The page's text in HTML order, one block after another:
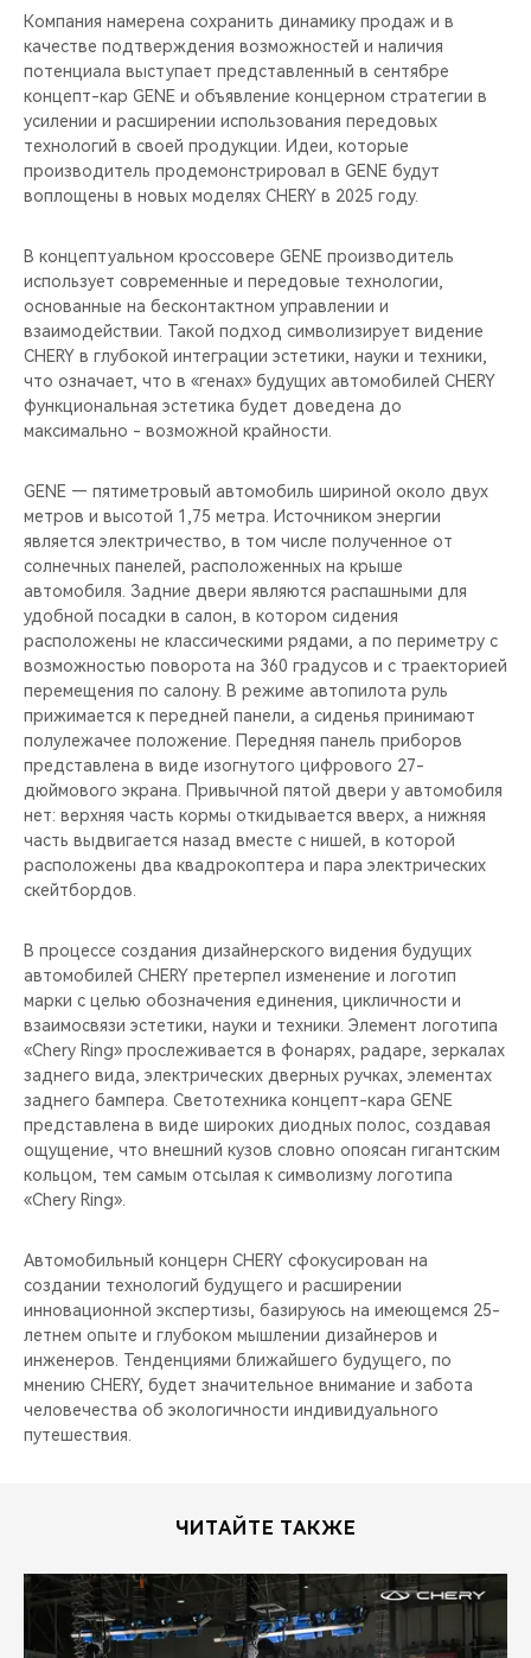
Компания намерена сохранить динамику продаж и в
качестве подтверждения возможностей и наличия
потенциала выступает представленный в сентябре
концепт-кар GENE и объявление концерном стратегии в
усилении и расширении использования передовых
технологий в своей продукции. Идеи, которые
производитель продемонстрировал в GENE будут
воплощены в новых моделях CHERY в 2025 году.
В концептуальном кроссовере GENE производитель
использует современные и передовые технологии,
основанные на бесконтактном управлении и
взаимодействии. Такой подход символизирует видение
CHERY в глубокой интеграции эстетики, науки и техники,
что означает, что в «генах» будущих автомобилей CHERY
функциональная эстетика будет доведена до
максимально - возможной крайности.
GENE — пятиметровый автомобиль шириной около двух
метров и высотой 1,75 метра. Источником энергии
является электричество, в том числе полученное от
солнечных панелей, расположенных на крыше
автомобиля. Задние двери являются распашными для
удобной посадки в салон, в котором сидения
расположены не классическими рядами, а по периметру с
возможностью поворота на 360 градусов и с траекторией
перемещения по салону. В режиме автопилота руль
прижимается к передней панели, а сиденья принимают
полулежачее положение. Передняя панель приборов
представлена в виде изогнутого цифрового 27-
дюймового экрана. Привычной пятой двери у автомобиля
нет: верхняя часть кормы откидывается вверх, а нижняя
часть выдвигается назад вместе с нишей, в которой
расположены два квадрокоптера и пара электрических
скейтбордов.
В процессе создания дизайнерского видения будущих
автомобилей CHERY претерпел изменение и логотип
марки с целью обозначения единения, цикличности и
взаимосвязи эстетики, науки и техники. Элемент логотипа
«Chery Ring» прослеживается в фонарях, радаре, зеркалах
заднего вида, электрических дверных ручках, элементах
заднего бампера. Светотехника концепт-кара GENE
представлена в виде широких диодных полос, создавая
ощущение, что внешний кузов словно опоясан гигантским
кольцом, тем самым отсылая к символизму логотипа
«Chery Ring».
Автомобильный концерн CHERY сфокусирован на
создании технологий будущего и расширении
инновационной экспертизы, базируюсь на имеющемся 25-
летнем опыте и глубоком мышлении дизайнеров и
инженеров. Тенденциями ближайшего будущего, по
мнению CHERY, будет значительное внимание и забота
человечества об экологичности индивидуального
путешествия.
ЧИТАЙТЕ ТАКЖЕ